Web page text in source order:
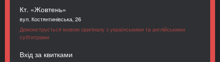
Кт. «Жовтень»
вул. Костянтинівська, 26
Демонструється мовою оригіналу з українськими та англійськими
субтитрами
Вхід за квитками